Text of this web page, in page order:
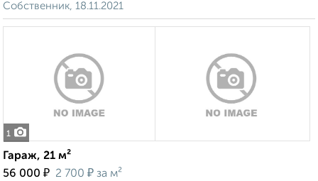
Собственник, 18.11.2021
1
Гараж, 21 м²
56 000 ₽ 2 700 ₽ за м²